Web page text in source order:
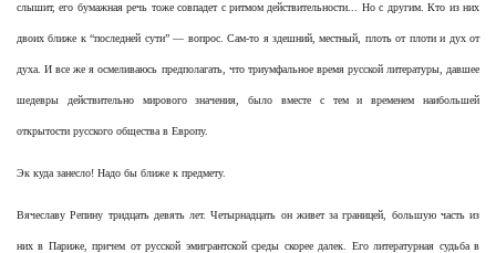
слышит, его бумажная речь тоже совпадет с ритмом действительности... Но с другим. Кто из них
двоих ближе к “последней сути” — вопрос. Сам-то я здешний, местный, плоть от плоти и дух от
духа. И все же я осмеливаюсь предполагать, что триумфальное время русской литературы, давшее
шедевры действительно мирового значения, было вместе с тем и временем наибольшей
открытости русского общества в Европу.
Эк куда занесло! Надо бы ближе к предмету.
Вячеславу Репину тридцать девять лет. Четырнадцать он живет за границей, большую часть из
них в Париже, причем от русской эмигрантской среды скорее далек. Его литературная судьба в